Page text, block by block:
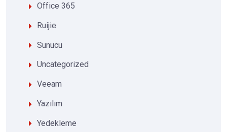
Office 365
Ruijie
Sunucu
Uncategorized
Veeam
Yazılım
Yedekleme